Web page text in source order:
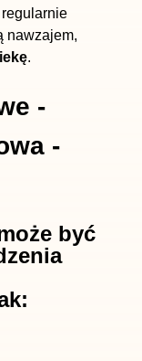
regularnie
nawzajem,
.
-
-
być